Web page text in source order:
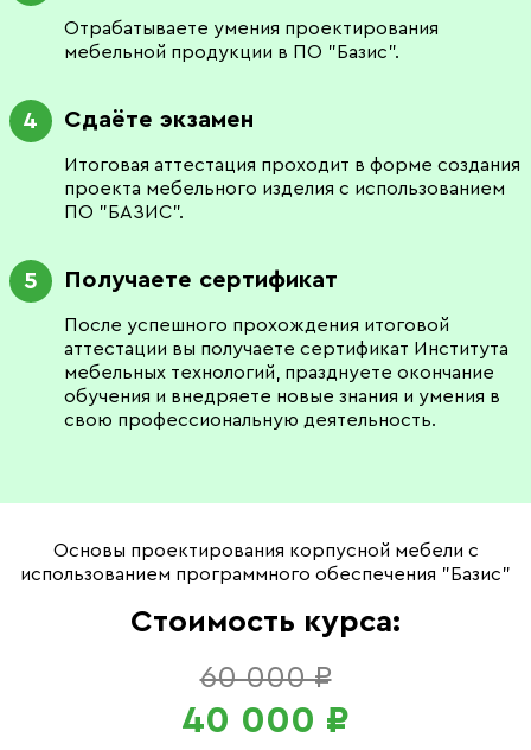
Отрабатываете умения проектирования
мебельной продукции в ПО "Базис".
4 Сдаёте экзамен
Итоговая аттестация проходит в форме создания
проекта мебельного изделия с использованием
ПО "БАЗИС".
5 Получаете сертификат
После успешного прохождения итоговой
аттестации вы получаете сертификат Института
мебельных технологий, празднуете окончание
обучения и внедряете новые знания и умения в
свою профессиональную деятельность.
Основы проектирования корпусной мебели с
использованием программного обеспечения "Базис"
Стоимость курса:
60 000 ₽
40 000 ₽